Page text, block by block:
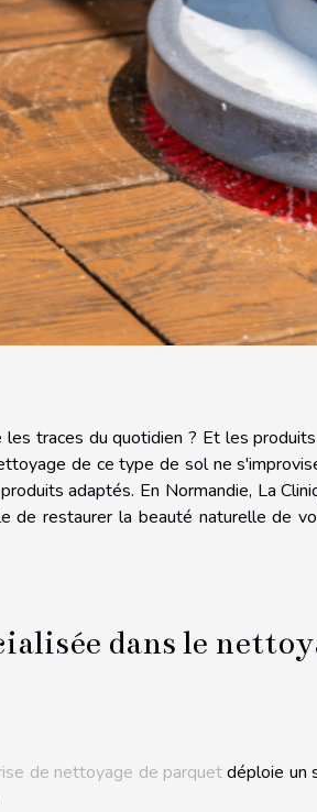
traces du quotidien ? Et les
de ce type de sol ne
adaptés. En Normandie, La
de restaurer la beauté naturelle de
dans le
de nettoyage de parquetdéploie un